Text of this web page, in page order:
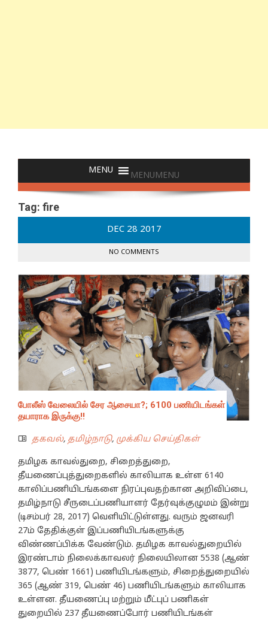
MENUMENU
Tag: fire
DEC 28 2017
NO COMMENTS
போலீஸ் வேலையில் சேர ஆசையா?; 6100 பணியிடங்கள்
தயாராக இருக்கு!!
தகவல், தமிழ்நாடு, முக்கிய செய்திகள்
தமிழக காவல்துறை, சிறைத்துறை,
தீயணைப்புத்துறைகளில் காலியாக உள்ள 6140
காலிப்பணியிடங்களை நிரப்புவதற்கான அறிவிப்பை,
தமிழ்நாடு சீருடைப்பணியாளர் தேர்வுக்குழுமம் இன்று
(டிசம்பர் 28, 2017) வெளியிட்டுள்ளது. வரும் ஜனவரி
27ம் தேதிக்குள் இப்பணியிடங்களுக்கு
விண்ணப்பிக்க வேண்டும். தமிழக காவல்துறையில்
இரண்டாம் நிலைக்காவலர் நிலையிலான 5538 (ஆண்
3877, பெண் 1661) பணியிடங்களும், சிறைத்துறையில்
365 (ஆண் 319, பெண் 46) பணியிடங்களும் காலியாக
உள்ளன. தீயணைப்பு மற்றும் மீட்புப் பணிகள்
துறையில் 237 தீயணைப்போர் பணியிடங்கள்